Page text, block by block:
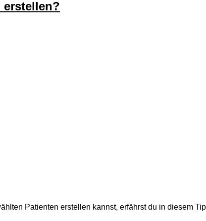
erstellen?
Patienten erstellen kannst, erfährst du in diesem